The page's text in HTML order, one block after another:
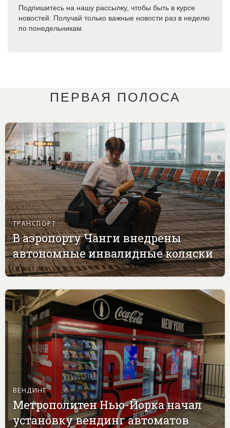
Подпишитесь на нашу рассылку, чтобы быть в курсе
новостей. Получай только важные новости раз в неделю
по понедельникам.
ПЕРВАЯ ПОЛОСА
ТРАНСПОРТ
В аэропорту Чанги внедрены
автономные инвалидные коляски
ВЕНДИНГ
Метрополитен Нью-Йорка начал
установку вендинг автоматов